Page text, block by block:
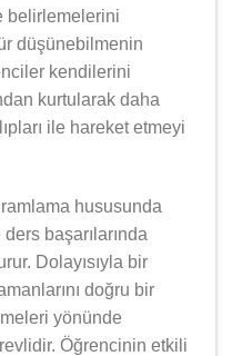
belirlemelerini
düşünebilmenin
kendilerini
kurtularak daha
ile hareket etmeyi
hususunda
başarılarında
Dolayısıyla bir
doğru bir
yönünde
Öğrencinin etkili